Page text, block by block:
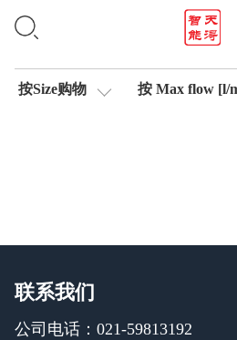
轴控制伺服比例阀
按Size购物 按 Max flow [l/
联系我们
公司电话：021-59813192